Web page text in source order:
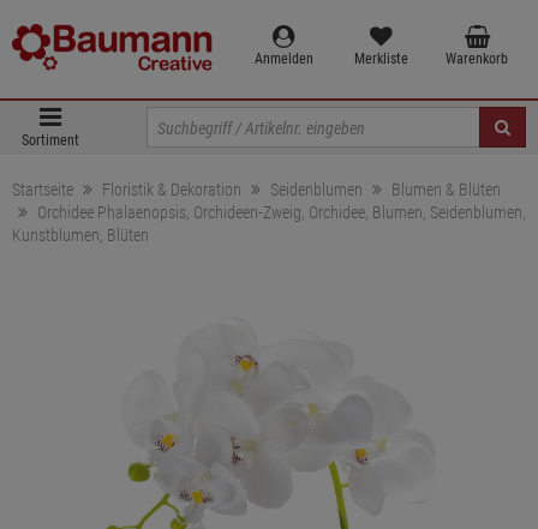
Anmelden Merkliste Warenkorb
Sortiment
Startseite Floristik & Dekoration Seidenblumen
Blumen & Blüten
Orchidee Phalaenopsis, Orchideen-Zweig, Orchidee, Blumen, Seidenblumen,
Kunstblumen, Blüten